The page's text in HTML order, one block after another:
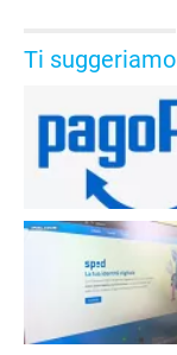
RECENSIONI
Ti suggeriamo